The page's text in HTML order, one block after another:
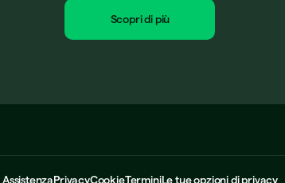
Scopri di più
AssistenzaPrivacyCookieTerminiLe tue opzioni di privacy